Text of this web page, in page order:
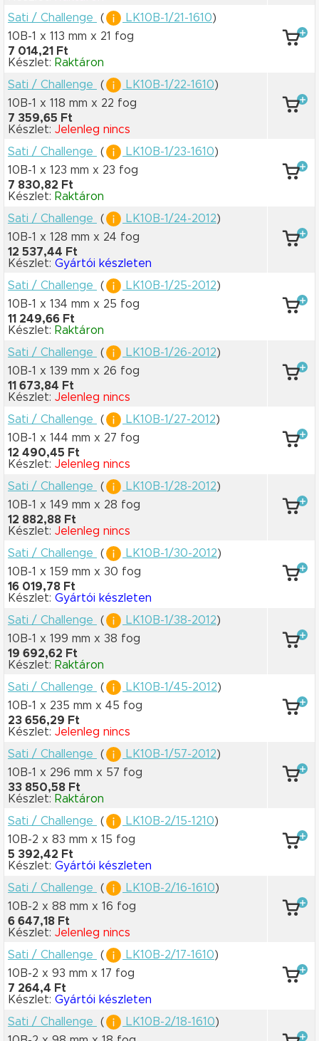
Sati / Challenge
( LK10B-1/21-1610)
10B-1 x 113 mm x 21 fog
7 014,21 Ft
Készlet: Raktáron
Sati / Challenge
( LK10B-1/22-1610)
10B-1 x 118 mm x 22 fog
7 359,65 Ft
Készlet: Jelenleg nincs
Sati / Challenge
( LK10B-1/23-1610)
10B-1 x 123 mm x 23 fog
7 830,82 Ft
Készlet: Raktáron
Sati / Challenge
( LK10B-1/24-2012)
10B-1 x 128 mm x 24 fog
12 537,44 Ft
Készlet: Gyártói készleten
Sati / Challenge
( LK10B-1/25-2012)
10B-1 x 134 mm x 25 fog
11 249,66 Ft
Készlet: Raktáron
Sati / Challenge
( LK10B-1/26-2012)
10B-1 x 139 mm x 26 fog
11 673,84 Ft
Készlet: Jelenleg nincs
Sati / Challenge
( LK10B-1/27-2012)
10B-1 x 144 mm x 27 fog
12 490,45 Ft
Készlet: Jelenleg nincs
Sati / Challenge
( LK10B-1/28-2012)
10B-1 x 149 mm x 28 fog
12 882,88 Ft
Készlet: Jelenleg nincs
Sati / Challenge
( LK10B-1/30-2012)
10B-1 x 159 mm x 30 fog
16 019,78 Ft
Készlet: Gyártói készleten
Sati / Challenge
( LK10B-1/38-2012)
10B-1 x 199 mm x 38 fog
19 692,62 Ft
Készlet: Raktáron
Sati / Challenge
( LK10B-1/45-2012)
10B-1 x 235 mm x 45 fog
23 656,29 Ft
Készlet: Jelenleg nincs
Sati / Challenge
( LK10B-1/57-2012)
10B-1 x 296 mm x 57 fog
33 850,58 Ft
Készlet: Raktáron
Sati / Challenge
( LK10B-2/15-1210)
10B-2 x 83 mm x 15 fog
5 392,42 Ft
Készlet: Gyártói készleten
Sati / Challenge
( LK10B-2/16-1610)
10B-2 x 88 mm x 16 fog
6 647,18 Ft
Készlet: Jelenleg nincs
Sati / Challenge
( LK10B-2/17-1610)
10B-2 x 93 mm x 17 fog
7 264,4 Ft
Készlet: Gyártói készleten
Sati / Challenge
( LK10B-2/18-1610)